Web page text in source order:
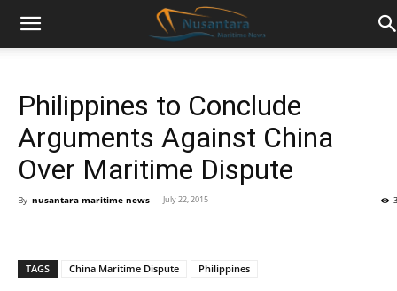
Philippines to Conclude
Arguments Against China
Over Maritime Dispute
By nusantara maritime news - July 22, 2015
TAGS China Maritime Dispute Philippines